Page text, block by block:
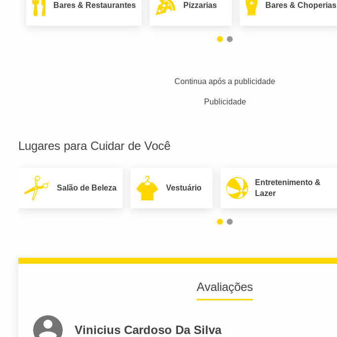
Bares & Restaurantes Pizzarias Bares & Choperias
Continua após a publicidade
Publicidade
Lugares para Cuidar de Você
Salão de Beleza Vestuário
Entretenimento &
Lazer
Avaliações
Vinicius Cardoso Da Silva